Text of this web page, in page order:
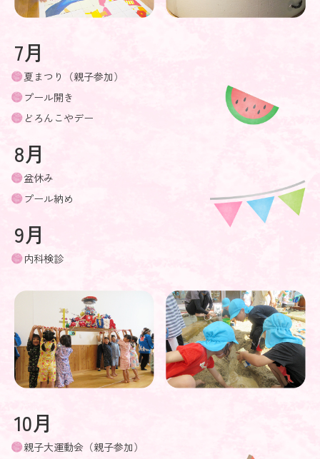
7月
夏まつり（親子参加）
プール開き
どろんこやデー
8月
盆休み
プール納め
9月
内科検診
10月
親子大運動会（親子参加）